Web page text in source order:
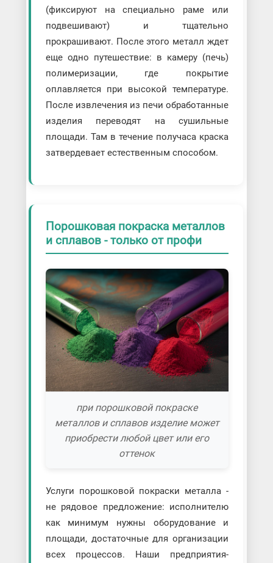
(фиксируют на специально раме или
подвешивают) и тщательно
прокрашивают. После этого металл ждет
еще одно путешествие: в камеру (печь)
полимеризации, где покрытие
оплавляется при высокой температуре.
После извлечения из печи обработанные
изделия переводят на сушильные
площади. Там в течение получаса краска
затвердевает естественным способом.
Порошковая покраска металлов
и сплавов - только от профи
при порошковой покраске
металлов и сплавов изделие может
приобрести любой цвет или его
оттенок
Услуги порошковой покраски металла -
не рядовое предложение: исполнителю
как минимум нужны оборудование и
площади, достаточные для организации
всех процессов. Наши предприятия-